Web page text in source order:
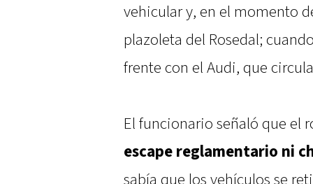
vehicular y, en el momento
plazoleta del Rosedal;
frente con el Audi, que
El funcionario señaló que el
escape reglamentario ni
sabía que los vehículos se